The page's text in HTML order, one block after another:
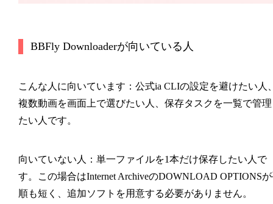
BBFly Downloaderが向いている人
こんな人に向いています：公式ia CLIの設定を避けたい人
複数動画を画面上で選びたい人、保存タスクを一覧で管
たい人です。
向いていない人：単一ファイルを1本だけ保存したい人で
す。この場合はInternet ArchiveのDOWNLOAD OPTIONS
順も短く、追加ソフトを用意する必要がありません。